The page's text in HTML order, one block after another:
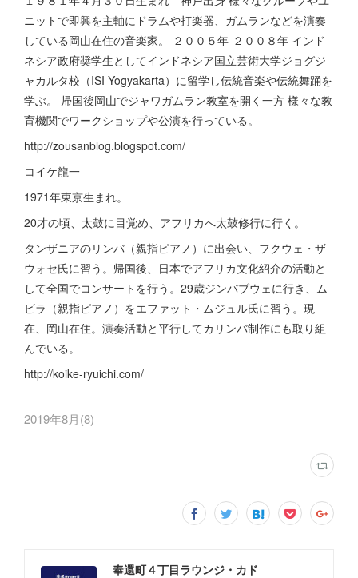
ニットで即興を主軸にドラムや打楽器、ガムランなどを演奏
している岡山在住の音楽家。 ２００５年-２００８年 インド
ネシア政府奨学生としてインドネシア国立芸術大学ジョグジ
ャカルタ校（ISI Yogyakarta）に留学し伝統音楽や伝統舞踊を
学ぶ。 帰国後岡山でジャワガムラン教室を開く一方 様々な教
育機関でワークショップや公演を行っている。
http://zousanblog.blogspot.com/
コイケ龍一
1971年東京生まれ。
20才の頃、太鼓に目覚め、アフリカへ太鼓修行に行く。
タンザニアのリンバ（親指ピアノ）に出会い、フクウェ・ザ
ウォセ氏に習う。帰国後、日本でアフリカ文化紹介の活動と
して全国でコンサートを行う。29歳ジンバブウェに行き、ム
ビラ（親指ピアノ）をエファット・ムジュル氏に習う。現
在、岡山在住。演奏活動と平行してカリンバ制作にも取り組
んでいる。
http://koike-ryuichi.com/
2019年8月(8)
奉還町４丁目ラウンジ・カド